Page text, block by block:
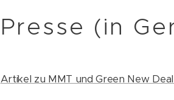
Presse (in
Artikel zu MMT und Green New